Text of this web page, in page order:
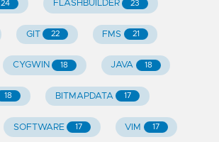
24 FLASHBUILDER 23
GIT 22 FMS 21
CYGWIN 18 JAVA 18
18 BITMAPDATA 17
SOFTWARE 17 VIM 17